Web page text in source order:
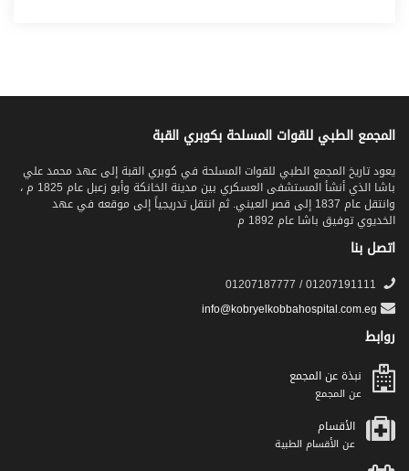
المجمع الطبي للقوات المسلحة بكوبري القبة
يعود تاريخ المجمع الطبي للقوات المسلحة في كوبري القبة إلى عهد محمد علي
باشا الذي أنشأ المستشفى العسكري بين مدينة الخانكة وأبو زعبل عام 1825 م ،
وانتقل عام 1837 إلى قصر العيني. ثم انتقل تدريجياً إلى موقعه في عهد
الخديوي توفيق باشا عام 1892 م
اتصل بنا
روابط
نبذة عن المجمع
عن المجمع
الأقسام
عن الأقسام الطبية